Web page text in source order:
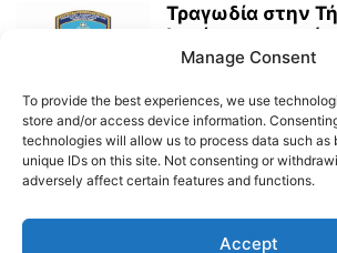
Τραγωδία στην
λουόμενη
παραλία Λαούτη
Δημοτικό Λιμενικό Ταμείο Τήνου –
Manage Consent
To provide the best experiences, we use
store and/or access device information.
technologies will allow us to process data such as
unique IDs on this site. Not consenting or
adversely affect certain features and functions.
Accept